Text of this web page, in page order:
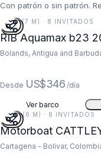
Con patrón o sin patrón.
23 FT (7 M) · 8 INVITADOS
RIB Aquamax b23
Bolands, Antigua and
Desde US$346 /día
Ver barco
20 FT (6 M) · 8 INVITADOS
Motorboat
Cartagena - Bolivar,